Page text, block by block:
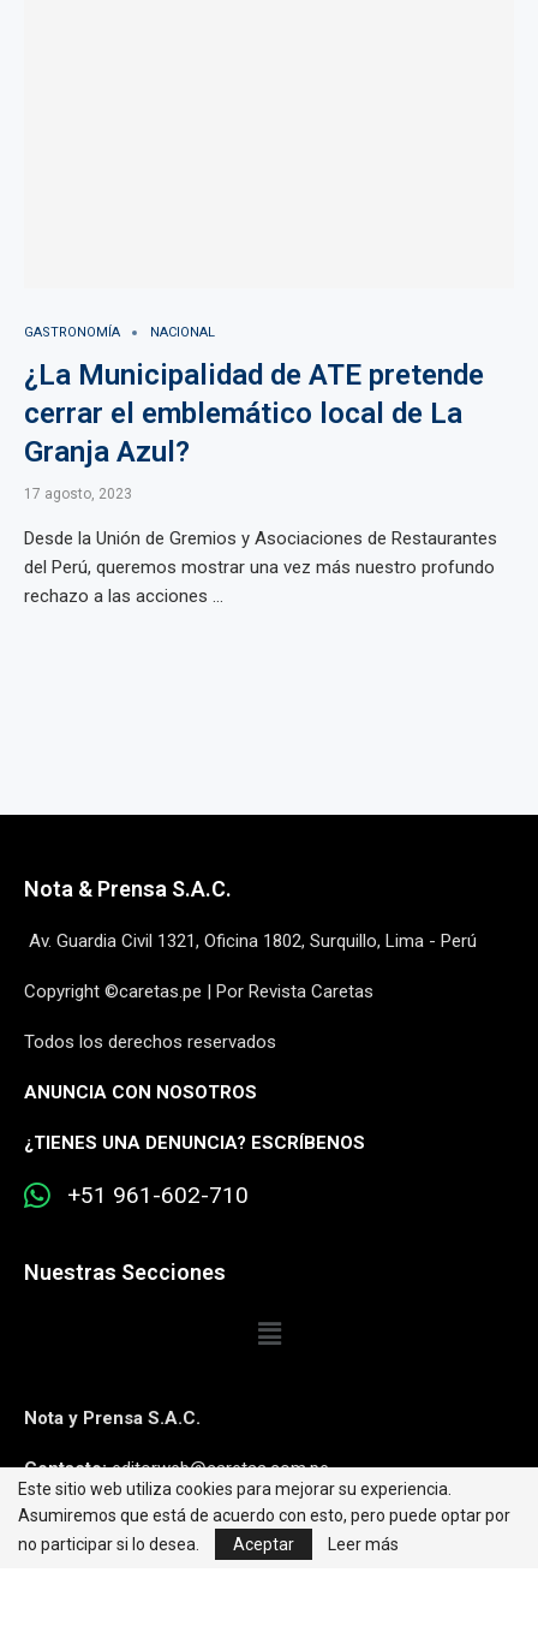
GASTRONOMÍA NACIONAL
¿La Municipalidad de ATE pretende
cerrar el emblemático local de La
Granja Azul?
17 agosto, 2023
Desde la Unión de Gremios y Asociaciones de Restaurantes
del Perú, queremos mostrar una vez más nuestro profundo
rechazo a las acciones ...
Nota & Prensa S.A.C.
Av. Guardia Civil 1321, Oficina 1802, Surquillo, Lima - Perú
Copyright ©caretas.pe | Por Revista Caretas
Todos los derechos reservados
ANUNCIA CON NOSOTROS
¿TIENES UNA DENUNCIA? ESCRÍBENOS
+51 961-602-710
Nuestras Secciones
Nota y Prensa S.A.C.
Contacto:editorweb@caretas.com.pe
Síguenos:
Este sitio web utiliza cookies para mejorar su experiencia.
Asumiremos que está de acuerdo con esto, pero puede optar por
no participar si lo desea.
Aceptar Leer más